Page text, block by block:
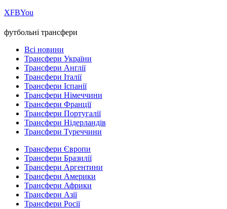
ХFBYou
футбольні трансфери
Всі новини
Трансфери України
Трансфери Англії
Трансфери Італії
Трансфери Іспанії
Трансфери Німеччини
Трансфери Франції
Трансфери Португалії
Трансфери Нідерландів
Трансфери Туреччини
Трансфери Європи
Трансфери Бразилії
Трансфери Аргентини
Трансфери Америки
Трансфери Африки
Трансфери Азії
Трансфери Росії